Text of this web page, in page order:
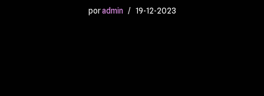
poradmin 19-12-2023